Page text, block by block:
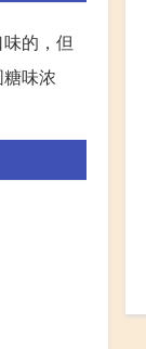
的，但
味浓